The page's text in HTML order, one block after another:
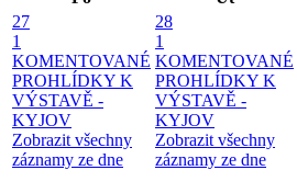
27
1
KOMENTOVANÉ
PROHLÍDKY K
VÝSTAVĚ -
KYJOV
Zobrazit všechny
záznamy ze dne
28
1
KOMENTOVANÉ
PROHLÍDKY K
VÝSTAVĚ -
KYJOV
Zobrazit všechny
záznamy ze dne